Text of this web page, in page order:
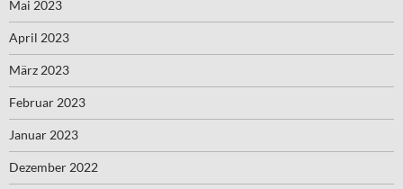
Mai 2023
April 2023
März 2023
Februar 2023
Januar 2023
Dezember 2022